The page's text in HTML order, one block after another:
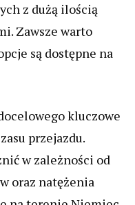
z dużą ilością
Zawsze warto
są dostępne na
kluczowe
przejazdu.
w zależności od
oraz natężenia